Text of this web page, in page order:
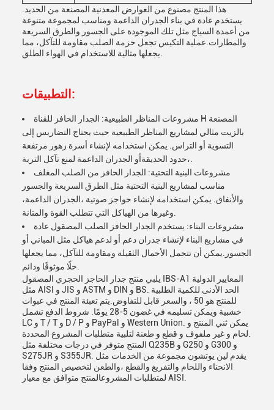
هذا المنتج مصنوع من العوارض المعدنية المصنعة من الحديد.
يستخدم عادة في بناء الجدران الداعمة ومناسب لمجموعة متنوعة
من أعمدة السياج مثل تلك الموجودة على الجسور والطرق السريعة
والمطارات.عملية التكيس تجعل حزمة الصلب مقاومة للتآكل، مما
التطبيقات:
مشروعات المناظر الطبيعية: الجدار الحافز للقناة H المصنعة
بالزيت مثالي لمشاريع المناظر الطبيعية حيث يحتاج التضاريس إلى
التسوية أو التراس. يمكن استخدامه لإنشاء أسرة زهور مرتفعة
مشروعات البنية التحتية: الجدار الحافز من الصلب المغلف
مناسب لمشاريع البنية التحتية مثل الطرق السريعة والجسور
والأنفاق. يمكن استخدامه لإنشاء حواجز صوتية ،الجدران الداعمة،
مشروعات البناء: يستخدم الجدار الحافز الصلب المصقول عادة
في مشاريع البناء لإنشاء جدران دعم أو لدعم هياكل مثل المباني أو
الجسور.يمكن أن تتحمل الأحمال الثقيلة ومقاومة للتآكل، مما يجعلها
يلبي منتج جدار الحاجز الحجري المصقول IBS-A1 المعايير الدولية
مثل AISI و JIS و ASTM و DIN و BS. الحد الأدنى للكمية الطلبية
للمنتج هو 50 ، والسعر قابل للتفاوض.يتم تعبئة المنتج في عبوات
خشبية ويمكن تسليمه في غضون 5-28 يومًا. شروط الدفع تشمل
LC و T / T و D / P و PayPal و Western Union. يمكن ثني المنتج و
المنتج متوفر في درجات مختلفة مثل Q235B و G250 و G300 و
S275JR و S355JR. يقدم لين يوتشون مجموعة من الخدمات مثل
الانحناء واللحام والتفريغ والقطع ،والطعن لتخصيص المنتج وفقا
لمتطلبات المشروعالمنتج متوافق مع معيار AISI.